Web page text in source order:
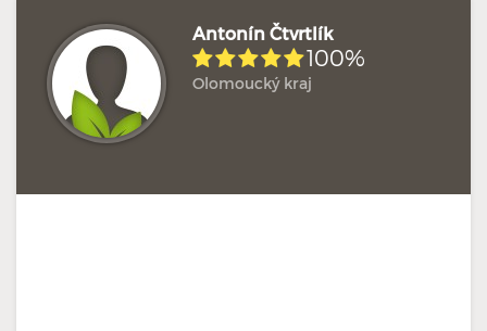
Antonín Čtvrtlík
100%
Olomoucký kraj
Hodnoceno: 1×